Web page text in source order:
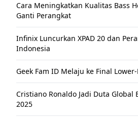
Cara Meningkatkan Kualitas Bass
Ganti Perangkat
Infinix Luncurkan XPAD 20 dan
Indonesia
Geek Fam ID Melaju ke Final
Cristiano Ronaldo Jadi Duta Global
2025